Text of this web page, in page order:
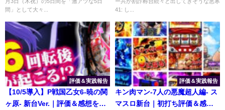
ーデー含む）
間」として大々...
さん😈
41: し...
評価＆実践報告
【10/5導入】P戦国乙女6-暁の関
ヶ原- 新台Ver.｜評価＆感想をま
評価＆実践報告
キン肉マン-7人の悪魔超人編- ス
マスロ新台｜初打ち評価＆感